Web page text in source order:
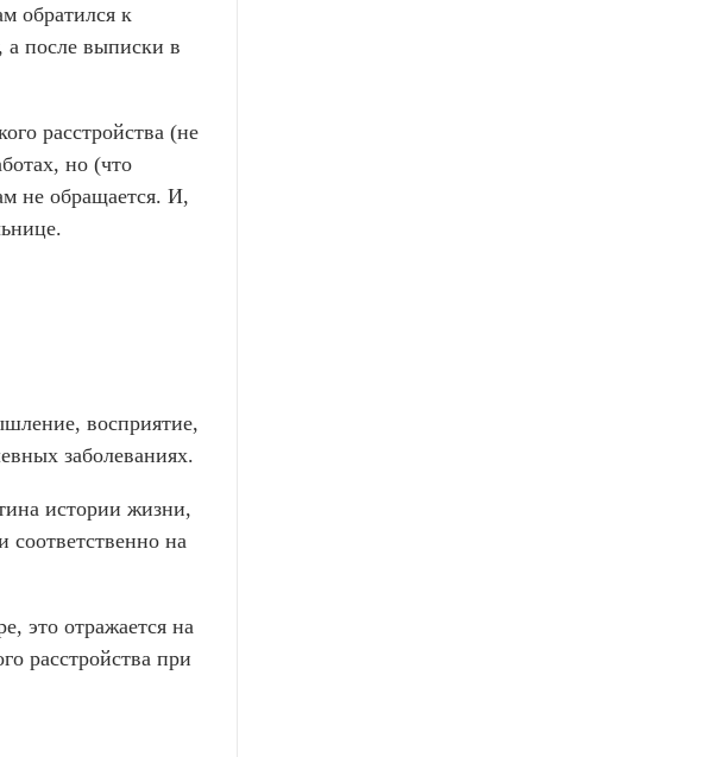
обратился к
а после выписки в
расстройства (не
но (что
не обращается. И,
восприятие,
заболеваниях.
истории жизни,
соответственно на
это отражается на
расстройства при